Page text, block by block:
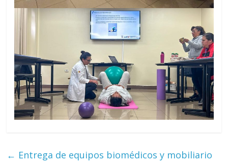
← Entrega de equipos biomédicos y mobiliario